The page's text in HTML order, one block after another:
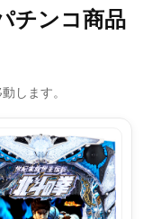
チンコ商品
します。